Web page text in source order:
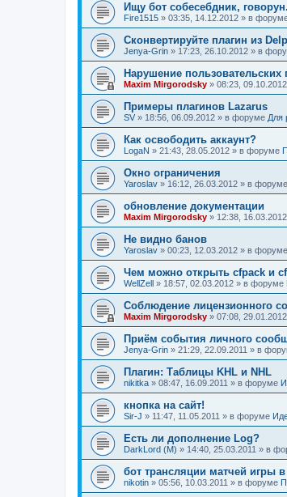
Ищу бот собесебдник,
Fire1515 » 03:35, 14.12.2012 » в
Сконвертируйте плагин из
Jenya-Grin » 17:23, 26.10.2012 » в
Нарушение
Maxim Mirgorodsky » 08:23, 09.10.2012
Примеры плагинов Lazarus
SV » 18:56, 06.09.2012 » в форуме Для
Как освободить аккаунт?
LogaN » 21:43, 28.05.2012 » в форуме
Окно ограничения
Yaroslav » 16:12, 26.03.2012 » в форуме
обновление документации
Maxim Mirgorodsky » 12:38, 16.03.2012
Не видно банов
Yaroslav » 00:23, 12.03.2012 » в форуме
Чем можно открыть cfpack и
WellZell » 18:57, 02.03.2012 » в форуме
Соблюдение лицензионного
Maxim Mirgorodsky » 07:08, 29.01.2012
Приём события личного
Jenya-Grin » 21:29, 22.09.2011 » в
Плагин: Таблицы KHL и NHL
nikitka » 08:47, 16.09.2011 » в форуме
кнопка на сайт!
Sir-J » 11:47, 11.05.2011 » в форуме
Есть ли дополнение Log?
DarkLord (M) » 14:40, 25.03.2011 » в
бот трансляции матчей игры в
nikotin » 05:56, 10.03.2011 » в форуме